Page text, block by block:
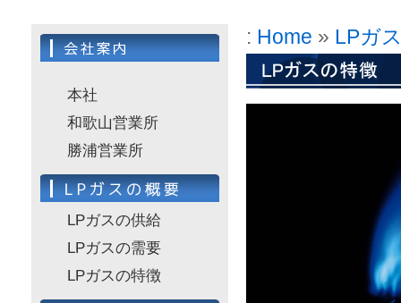
: Home » LPガ
本社
和歌山営業所
勝浦営業所
LPガスの供給
LPガスの需要
LPガスの特徴